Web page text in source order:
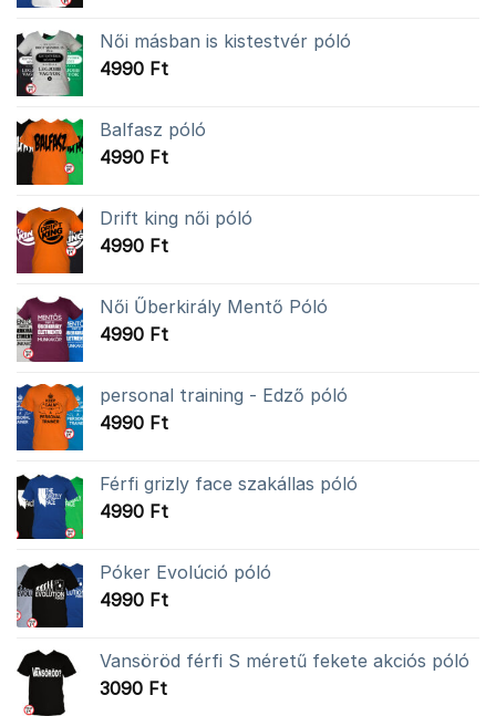
Női másban is kistestvér póló
4990 Ft
Balfasz póló
4990 Ft
Drift king női póló
4990 Ft
Női Űberkirály Mentő Póló
4990 Ft
personal training - Edző póló
4990 Ft
Férfi grizly face szakállas póló
4990 Ft
Póker Evolúció póló
4990 Ft
Vansöröd férfi S méretű fekete akciós póló
3090 Ft